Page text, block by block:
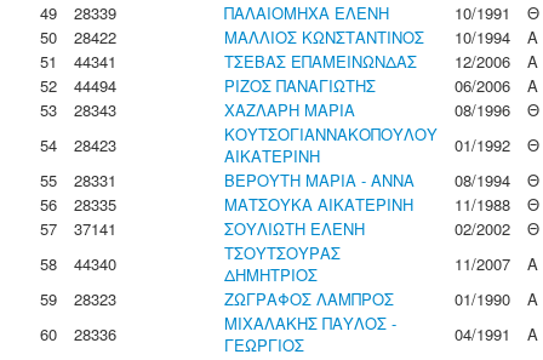
49
28339 ΠΑΛΑΙΟΜΗΧΑ ΕΛΕΝΗ 10/1991
Θ
50
28422 ΜΑΛΛΙΟΣ ΚΩΝΣΤΑΝΤΙΝΟΣ 10/1994
Α
51
44341 ΤΣΕΒΑΣ ΕΠΑΜΕΙΝΩΝΔΑΣ 12/2006
Α
52
44494 ΡΙΖΟΣ ΠΑΝΑΓΙΩΤΗΣ 06/2006
Α
53
28343 ΧΑΖΛΑΡΗ ΜΑΡΙΑ 08/1996
Θ
54
28423
ΚΟΥΤΣΟΓΙΑΝΝΑΚΟΠΟΥΛΟΥ
ΑΙΚΑΤΕΡΙΝΗ
01/1992
Θ
55
28331 ΒΕΡΟΥΤΗ ΜΑΡΙΑ - ΑΝΝΑ 08/1994
Θ
56
28335 ΜΑΤΣΟΥΚΑ ΑΙΚΑΤΕΡΙΝΗ 11/1988
Θ
57
37141 ΣΟΥΛΙΩΤΗ ΕΛΕΝΗ 02/2002
Θ
58
44340
ΤΣΟΥΤΣΟΥΡΑΣ
ΔΗΜΗΤΡΙΟΣ
11/2007
Α
59
28323 ΖΩΓΡΑΦΟΣ ΛΑΜΠΡΟΣ 01/1990
Α
60
28336
ΜΙΧΑΛΑΚΗΣ ΠΑΥΛΟΣ -
ΓΕΩΡΓΙΟΣ
04/1991
Α